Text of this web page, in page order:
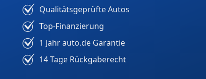
Qualitätsgeprüfte Autos
Top-Finanzierung
1 Jahr auto.de Garantie
14 Tage Rückgaberecht